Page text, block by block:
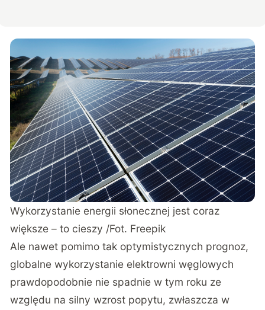
Wykorzystanie energii słonecznej jest coraz
większe – to cieszy /Fot. Freepik
Ale nawet pomimo tak optymistycznych prognoz,
globalne wykorzystanie elektrowni węglowych
prawdopodobnie nie spadnie w tym roku ze
względu na silny wzrost popytu, zwłaszcza w